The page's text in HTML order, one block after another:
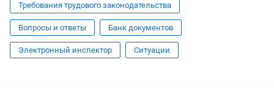
Требования трудового законодательства
Вопросы и ответы Банк документов
Электронный инспектор Ситуации